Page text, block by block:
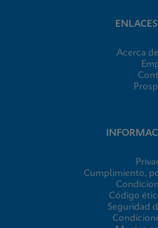
Acerca
Cumplimiento,
Código
Seguridad